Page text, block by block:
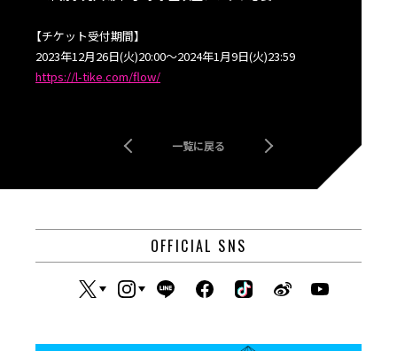
【チケット受付期間】
2023年12月26日(火)20:00〜2024年1月9日(火)23:59
https://l-tike.com/flow/
一覧に戻る
OFFICIAL SNS